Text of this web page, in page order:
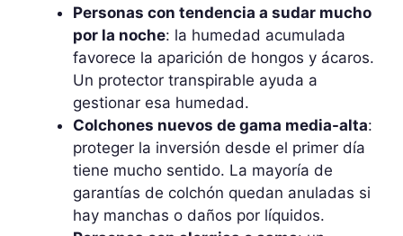
Personas con tendencia a sudar mucho
por la noche: la humedad acumulada
favorece la aparición de hongos y ácaros.
Un protector transpirable ayuda a
gestionar esa humedad.
Colchones nuevos de gama media-alta:
proteger la inversión desde el primer día
tiene mucho sentido. La mayoría de
garantías de colchón quedan anuladas si
hay manchas o daños por líquidos.